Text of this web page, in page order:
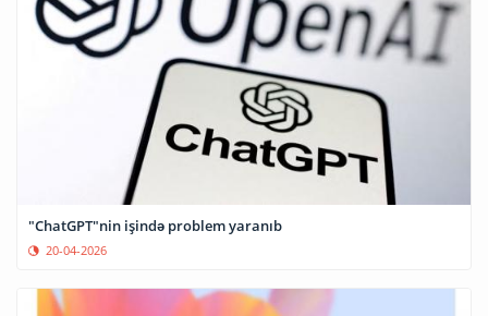
"ChatGPT"nin işində problem yaranıb
20-04-2026